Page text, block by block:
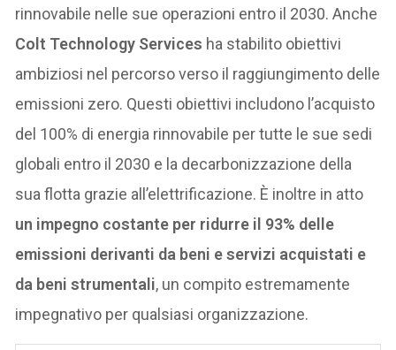
rinnovabile nelle sue operazioni entro il 2030. Anche
Colt Technology Services ha stabilito obiettivi
ambiziosi nel percorso verso il raggiungimento delle
emissioni zero. Questi obiettivi includono l’acquisto
del 100% di energia rinnovabile per tutte le sue sedi
globali entro il 2030 e la decarbonizzazione della
sua flotta grazie all’elettrificazione. È inoltre in atto
un impegno costante per ridurre il 93% delle
emissioni derivanti da beni e servizi acquistati e
da beni strumentali, un compito estremamente
impegnativo per qualsiasi organizzazione.